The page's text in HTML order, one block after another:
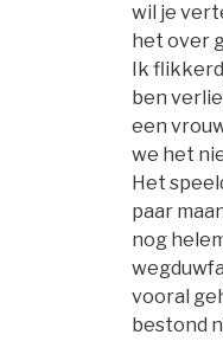
wil je
het over
Ik
ben
een
we het
Het
paar
nog
vooral
bestond